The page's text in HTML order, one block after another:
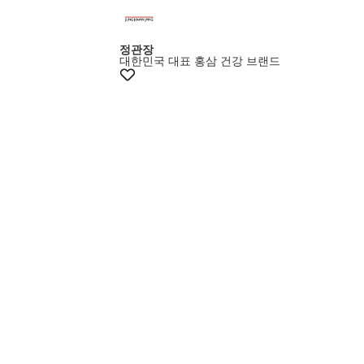
정관장
대한민국 대표 홍삼 건강 브랜드